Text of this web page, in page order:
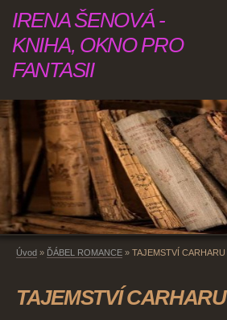
IRENA ŠENOVÁ -
KNIHA, OKNO PRO
FANTASII
Úvod » ĎÁBEL ROMANCE » TAJEMSTVÍ CARHARU
TAJEMSTVÍ CARHARU